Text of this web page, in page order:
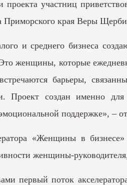
участниц
Приморского края Веры
и среднего бизнеса
женщины, которые
барьеры,
Проект создан именно
поддержке», –
«Женщины в
женщины-
первый поток